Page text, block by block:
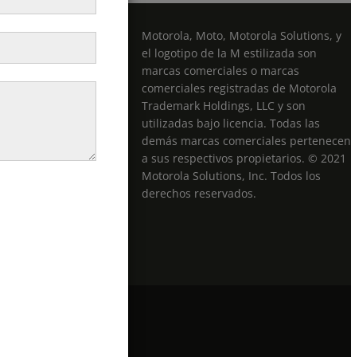
Motorola, Moto, Motorola Solutions, y
el logotipo de la M estilizada son
marcas comerciales o marcas
comerciales registradas de Motorola
Trademark Holdings, LLC y son
utilizadas bajo licencia. Todas las
demás marcas comerciales pertenecen
a sus respectivos propietarios. © 2021
Motorola Solutions, Inc. Todos los
derechos reservados.